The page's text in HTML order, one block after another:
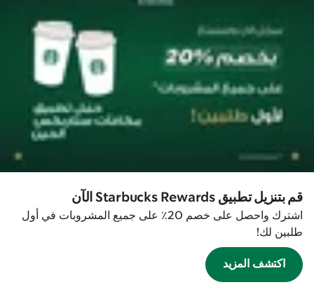
قم بتنزيل تطبيق Starbucks Rewards الآن
اشترك واحصل على خصم 20٪ على جميع المشروبات في أول
طلبين لك!
اكتشف المزيد